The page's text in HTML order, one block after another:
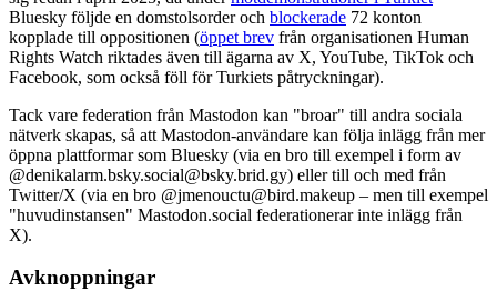
Bluesky följde en domstolsorder och blockerade 72 konton
kopplade till oppositionen (öppet brev från organisationen Human
Rights Watch riktades även till ägarna av X, YouTube, TikTok och
Facebook, som också föll för Turkiets påtryckningar).
Tack vare federation från Mastodon kan "broar" till andra sociala
nätverk skapas, så att Mastodon-användare kan följa inlägg från mer
öppna plattformar som Bluesky (via en bro till exempel i form av
@denikalarm.bsky.social@bsky.brid.gy) eller till och med från
Twitter/X (via en bro @jmenouctu@bird.makeup – men till exempel
"huvudinstansen" Mastodon.social federationerar inte inlägg från
X).
Avknoppningar